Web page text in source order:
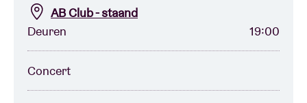
Over ABAB Club - staand
Deuren
19:00
Concert